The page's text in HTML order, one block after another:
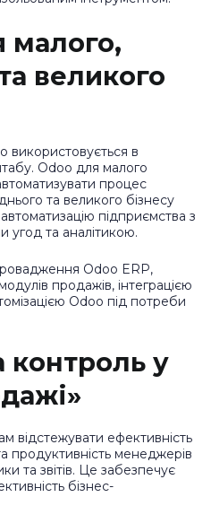
малого,
великого
в
Odoo для малого
процес
та великого бізнесу
підприємства з
угод та аналітикою.
Odoo ERP,
продажів, інтеграцією
Odoo під потреби
контроль у
відстежувати ефективність
продуктивність менеджерів
та звітів. Це забезпечує
бізнес-